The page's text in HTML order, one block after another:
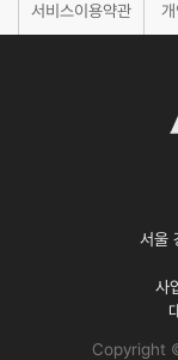
서비스이용약관
서울
사
Copyright